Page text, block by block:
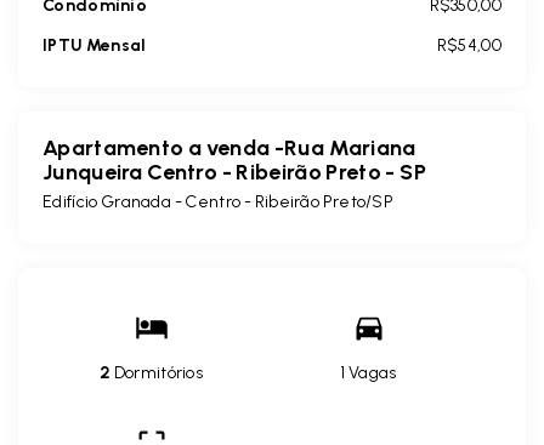
Condomínio
R$350,00
IPTU Mensal
R$54,00
Apartamento a venda -Rua Mariana
Junqueira Centro - Ribeirão Preto - SP
Edifício Granada -Centro - Ribeirão Preto/SP
2 Dormitórios 1 Vagas